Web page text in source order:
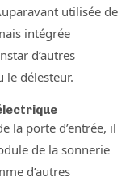
utilisée de
intégrée
d’autres
le délesteur.
la porte d’entrée, il
de la sonnerie
d’autres